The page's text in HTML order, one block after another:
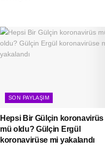
SON PAYLAŞIM
Hepsi Bir Gülçin koronavirüs
mü oldu? Gülçin Ergül
koronavirüse mi yakalandı